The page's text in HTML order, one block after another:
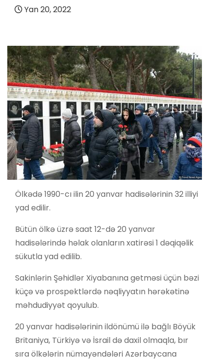
Yan 20, 2022
Ölkədə 1990-cı ilin 20 yanvar hadisələrinin 32 illiyi
yad edilir.
Bütün ölkə üzrə saat 12-də 20 yanvar
hadisələrində həlak olanların xatirəsi 1 dəqiqəlik
sükutla yad edilib.
Sakinlərin Şəhidlər Xiyabanına getməsi üçün bəzi
küçə və prospektlərdə nəqliyyatın hərəkətinə
məhdudiyyət qoyulub.
20 yanvar hadisələrinin ildönümü ilə bağlı Böyük
Britaniya, Türkiyə və İsrail də daxil olmaqla, bır
sıra ölkələrin nümayəndələri Azərbaycana